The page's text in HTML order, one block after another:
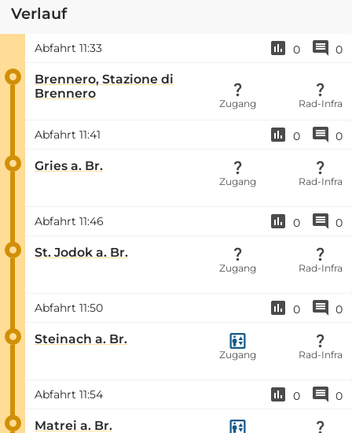
Verlauf
Abfahrt 11:33 0 0
Brennero, Stazione di
Brennero
Zugang Rad-Infra
Abfahrt 11:41 0 0
Gries a. Br.
Zugang Rad-Infra
Abfahrt 11:46 0 0
St. Jodok a. Br.
Zugang Rad-Infra
Abfahrt 11:50 0 0
Steinach a. Br.
Zugang Rad-Infra
Abfahrt 11:54 0 0
Matrei a. Br.